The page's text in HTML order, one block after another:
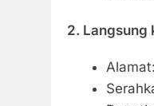
2. Langsung
Alamat: